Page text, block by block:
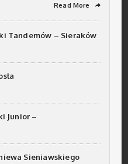
Read More ➦
Tandemów – Sieraków
Junior –
Sieniawskiego